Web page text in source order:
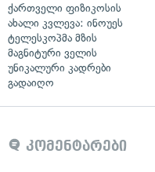
ქართველი ფიზიკოსის
ახალი კვლევა: ინოუეს
ტელესკოპმა მზის
მაგნიტური ველის
უნიკალური კადრები
გადაიღო
კომენტარები